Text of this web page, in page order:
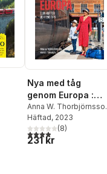
Nya med tåg
genom Europa :
elva rutter och
tips
Anna W.
Marko T. Wramén
Häftad, 2023
3,9utav 5 stjärnor.
(8)
231 kr